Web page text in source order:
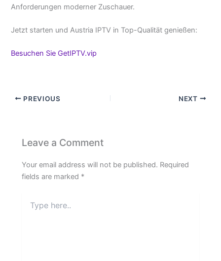
Anforderungen moderner Zuschauer.
Jetzt starten und Austria IPTV in Top-Qualität genießen:
Besuchen Sie GetIPTV.vip
PREVIOUS NEXT
Leave a Comment
Your email address will not be published. Required
fields are marked *
here..